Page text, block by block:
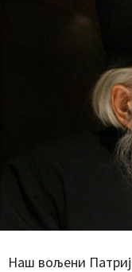
Наш вољени